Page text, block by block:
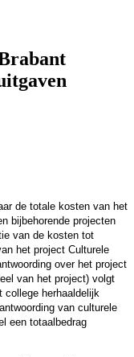
de totale kosten van het
bijbehorende projecten
van de kosten tot
het project Culturele
over het project
van het project) volgt
college herhaaldelijk
van culturele
een totaalbedrag